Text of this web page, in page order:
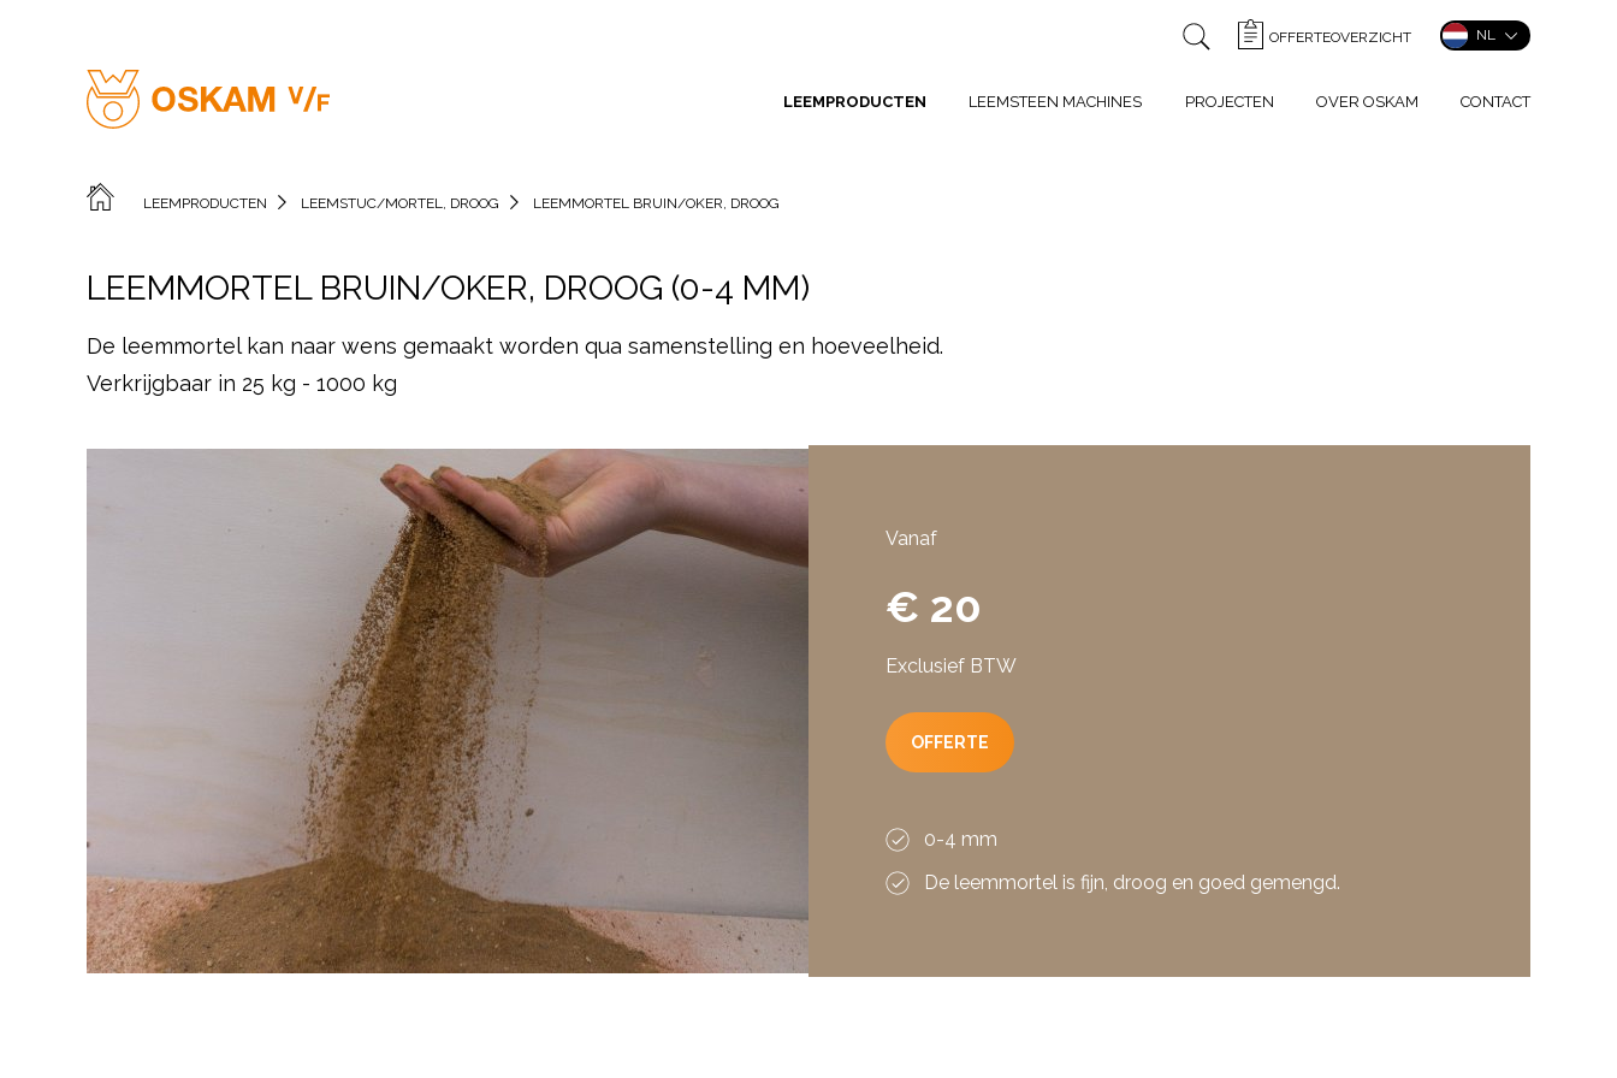
OFFERTEOVERZICHT NL
LEEMPRODUCTEN LEEMSTEEN MACHINES PROJECTEN OVER OSKAM CONTACT
LEEMPRODUCTEN LEEMSTUC/MORTEL, DROOG LEEMMORTEL BRUIN/OKER, DROOG
LEEMMORTEL BRUIN/OKER, DROOG (0-4 MM)
De leemmortel kan naar wens gemaakt worden qua samenstelling en hoeveelheid.
Verkrijgbaar in 25 kg - 1000 kg
Vanaf
€ 20
Exclusief BTW
OFFERTE
0-4 mm
De leemmortel is fijn, droog en goed gemengd.